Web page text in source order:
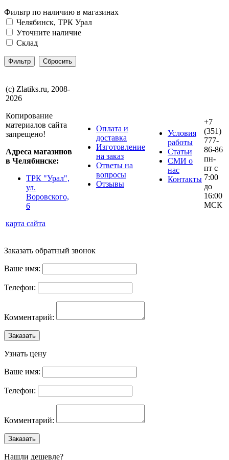
Фильтр по наличию в магазинах
Челябинск, ТРК Урал
Уточните наличие
Склад
(с) Zlatiks.ru, 2008-
2026
Копирование
материалов сайта
запрещено!
Адреса магазинов
в Челябинске:
ТРК "Урал",
ул.
Воровского,
6
карта сайта
Оплата и
доставка
Изготовление
на заказ
Ответы на
вопросы
Отзывы
Условия
работы
Статьи
СМИ о
нас
Контакты
+7
(351)
777-
86-86
пн-
пт с
7:00
до
16:00
МСК
Заказать обратный звонок
Ваше имя:
Телефон:
Комментарий:
Заказать
Узнать цену
Ваше имя:
Телефон:
Комментарий:
Заказать
Нашли дешевле?